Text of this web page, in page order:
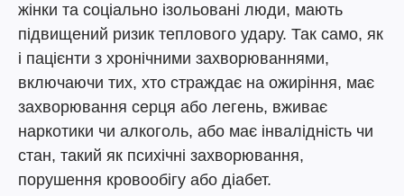
жінки та соціально ізольовані люди, мають
підвищений ризик теплового удару. Так само, як
і пацієнти з хронічними захворюваннями,
включаючи тих, хто страждає на ожиріння, має
захворювання серця або легень, вживає
наркотики чи алкоголь, або має інвалідність чи
стан, такий як психічні захворювання,
порушення кровообігу або діабет.